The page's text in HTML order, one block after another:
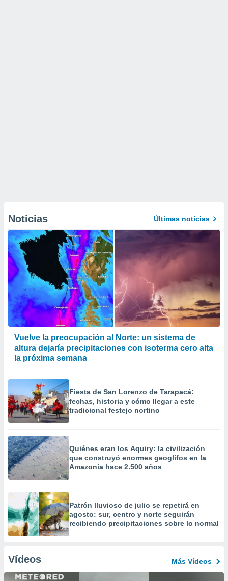
Noticias Últimas noticias
Vuelve la preocupación al Norte: un sistema de
altura dejaría precipitaciones con isoterma cero alta
la próxima semana
Fiesta de San Lorenzo de Tarapacá:
fechas, historia y cómo llegar a este
tradicional festejo nortino
Quiénes eran los Aquiry: la civilización
que construyó enormes geoglifos en la
Amazonía hace 2.500 años
Patrón lluvioso de julio se repetirá en
agosto: sur, centro y norte seguirán
recibiendo precipitaciones sobre lo normal
Vídeos Más Vídeos